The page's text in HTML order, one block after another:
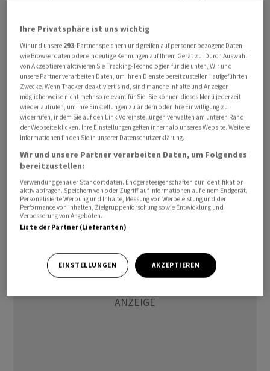
Eine «Loftwohnung mit Industriecharme» steht dort nun
zum Verkauf. Mit einem Preisschild, das man bisher so
nur aus Downtown Zürich kannte.
Der alte Industriestandort verbinde dabei industrielle
Architektur und urbane Identität. Und weiter heisst es
im Inserat: «Wohnen, Essen und Arbeiten gehen
fliessend ineinander über». Das bedeutet, die Wohnung
hat nur einen einzigen Raum. Immerhin: Der Raum
verfügt über 106 Quadratmeter Wohnfläche,
Gartensitzplatz und Tiefgaragenplatz. Kostenpunkt: 1,3
Millionen Franken. Wer zahlt so viel für eine 1-Zimmer-
Wohnung?
Ihre Privatsphäre ist uns wichtig
Wir und unsere 293-Partner speichern und greifen auf personenbezogene Daten
wie Browserdaten oder eindeutige Kennungen auf Ihrem Gerät zu. Durch Auswahl
von Akzeptieren aktivieren Sie Tracking-Technologien für die unter „Wir und
unsere Partner verarbeiten Daten, um Ihnen Dienste bereitzustellen“ aufgeführten
Zwecke. Wenn Tracker deaktiviert sind, sind manche Inhalte und Anzeigen
möglicherweise nicht mehr so relevant für Sie. Sie können dieses Menü jederzeit
wieder aufrufen, um Ihre Einstellungen zu ändern oder Ihre Einwilligung zu
widerrufen, indem Sie auf den Link Voreinstellungen verwalten am unteren Rand
der Webseite klicken. Ihre Einstellungen gelten innerhalb unseres Website. Weitere
Informationen finden Sie in unserer Datenschutzerklärung.
Wir und unsere Partner verarbeiten Daten, um Folgendes
bereitzustellen:
Verwendung genauer Standortdaten. Endgeräteeigenschaften zur Identifikation
aktiv abfragen. Speichern von oder Zugriff auf Informationen auf einem Endgerät.
Personalisierte Werbung und Inhalte, Messung von Werbeleistung und der
Performance von Inhalten, Zielgruppenforschung sowie Entwicklung und
Verbesserung von Angeboten.
Liste der Partner (Lieferanten)
EINSTELLUNGEN AKZEPTIEREN